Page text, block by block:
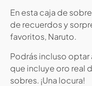
En esta caja de
de recuerdos y
favoritos, Naruto.
Podrás incluso optar
que incluye oro real
sobres. ¡Una locura!